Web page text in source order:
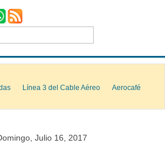
Línea 3 del Cable Aéreo
Aerocafé
Julio 16, 2017